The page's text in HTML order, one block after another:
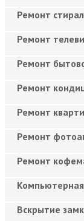
Ремонт
Ремонт
Ремонт
Ремонт
Ремонт
Ремонт
Ремонт
Вскрытие